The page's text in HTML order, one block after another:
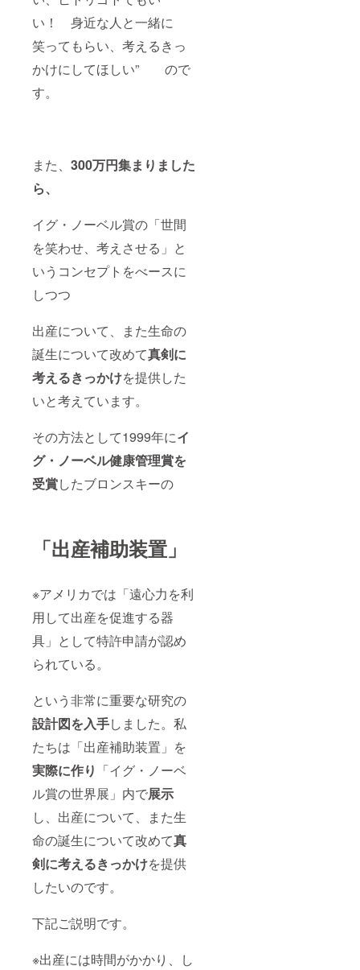
い！ 身近な人と一緒に
笑ってもらい、考えるきっ
かけにしてほしい” ので
す。
また、 300万円集まりました
ら、
イグ・ノーベル賞の「世間
を笑わせ、考えさせる」と
いうコンセプトをべースに
しつつ
出産について、また生命の
誕生について改めて真剣に
考えるきっかけを提供した
いと考えています。
その方法として1999年にイ
グ・ノーベル健康管理賞を
受賞したブロンスキーの
「出産補助装置」
※アメリカでは「遠心力を利
用して出産を促進する器
具」として特許申請が認め
られている。
という非常に重要な研究の
設計図を入手しました。私
たちは「出産補助装置」を
実際に作り 「イグ・ノーベ
ル賞の世界展」内で展示
し、出産について、また生
命の誕生について改めて真
剣に考えるきっかけを提供
したいのです。
下記ご説明です。
※出産には時間がかかり、し